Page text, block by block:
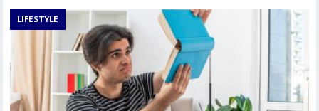
LIFESTYLE